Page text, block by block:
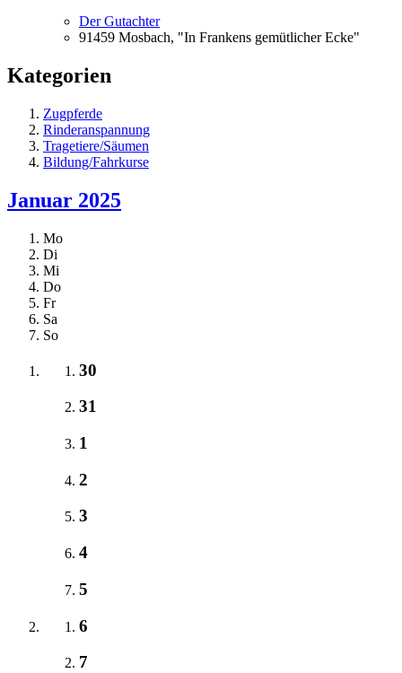
Der Gutachter
91459 Mosbach, "In Frankens gemütlicher Ecke"
Kategorien
Zugpferde
Rinderanspannung
Tragetiere/Säumen
Bildung/Fahrkurse
Januar 2025
Mo
Di
Mi
Do
Fr
Sa
So
30
31
1
2
3
4
5
6
7